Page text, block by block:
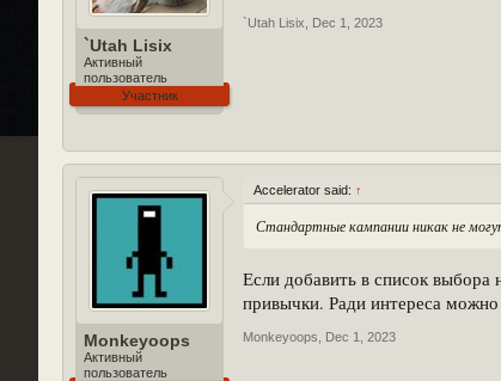
`Utah Lisix
Активный
пользователь
Участник
`Utah Lisix Dec 1, 2023
Monkeyoops
Активный
пользователь
Accelerator said: ↑
Стандартные кампании никак не
Если добавить в список
привычки. Ради интереса можно
Monkeyoops Dec 1, 2023